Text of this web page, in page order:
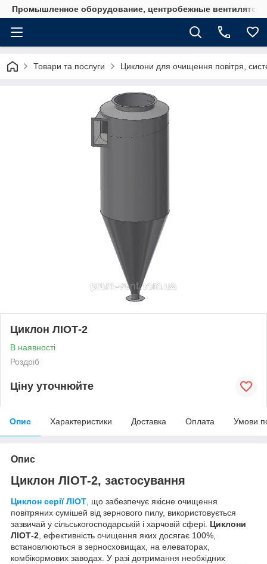
Промышленное оборудование, центробежные
Товари та послуги Циклони для очищення повітря,
Циклон ЛІОТ-2
В наявності
Роздріб
Ціну уточнюйте
Опис Характеристики Доставка Оплата Умови
Опис
Циклон ЛІОТ-2, застосування
Циклон серії ЛІОТ, що забезпечує якісне очищення
повітряних сумішей від зернового пилу, використовується
зазвичай у сільськогосподарській і харчовій сфері. Циклони
ЛІОТ-2, ефективність очищення яких досягає 100%,
встановлюються в зерносховищах, на елеваторах,
комбікормових заводах. У разі дотримання необхідних